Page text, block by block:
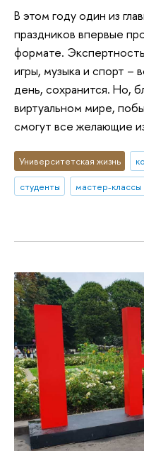
В этом году один из
праздников впервые
формате.
игры, музыка и спорт –
день, сохранится. Но,
виртуальном мире,
смогут все желающие
Университетская жизнь
студенты
мастер-классы